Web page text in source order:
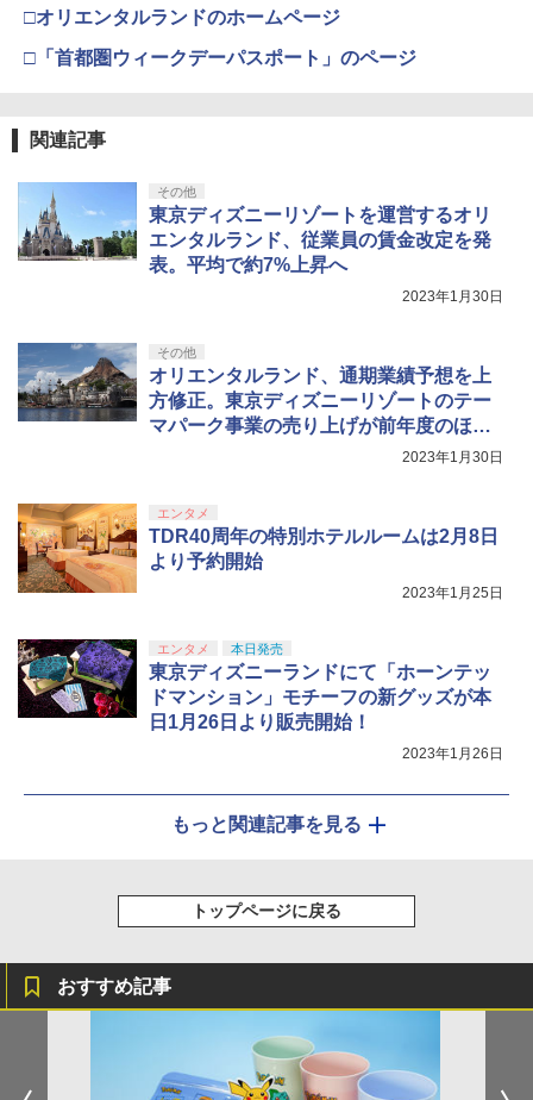
4
【中古】那由多の軌跡:改【早期予約特
典】コンプリート・サウンドトラック(C
D2枚組)付
5
クトACアダプタ＜ホワイト＞
￥1,640
4
うたの☆プリンスさまっ♪ ALL STAR ST
5
ルパン三世 カリオストロの城 【4K ULT
RA HD】 [ 山田康雄 ]
5
ニンテンドープリペイド番号 5000円|オ
ンラインコード版
￥11,849
【純正品】DualSense ワイヤレスコン
5
【純正品】Xbox ワイヤレス コントロー
ラー (カーボンブラック)
劇場版「鬼滅の刃」無限城編 第一章 猗
窩座再来 通常版 [DVD]
劇場版「鬼滅の刃」無限城編 第一章 猗
窩座再来 完全生産限定版 [Blu-ray]
￥8,698
5
【Amazon.co.jp限定】劇場版モノノ怪
第三章 蛇神 (オリジナル特典:オリジナル
巾着＋メーカー特典:【坤と離】二振りの
剣、十翼より来たる！スタジオ描き下ろ
□オリエンタルランドのホームページ
□「首都圏ウィークデーパスポート」のページ
関連記事
その他
東京ディズニーリゾートを運営するオリ
エンタルランド、従業員の賃金改定を発
表。平均で約7%上昇へ
2023年1月30日
その他
オリエンタルランド、通期業績予想を上
方修正。東京ディズニーリゾートのテー
マパーク事業の売り上げが前年度のほぼ
2023年1月30日
エンタメ
TDR40周年の特別ホテルルームは2月8日
より予約開始
2023年1月25日
エンタメ 本日発売
東京ディズニーランドにて「ホーンテッ
ドマンション」モチーフの新グッズが本
日1月26日より販売開始！
2023年1月26日
もっと関連記事を見る
トップページに戻る
おすすめ記事